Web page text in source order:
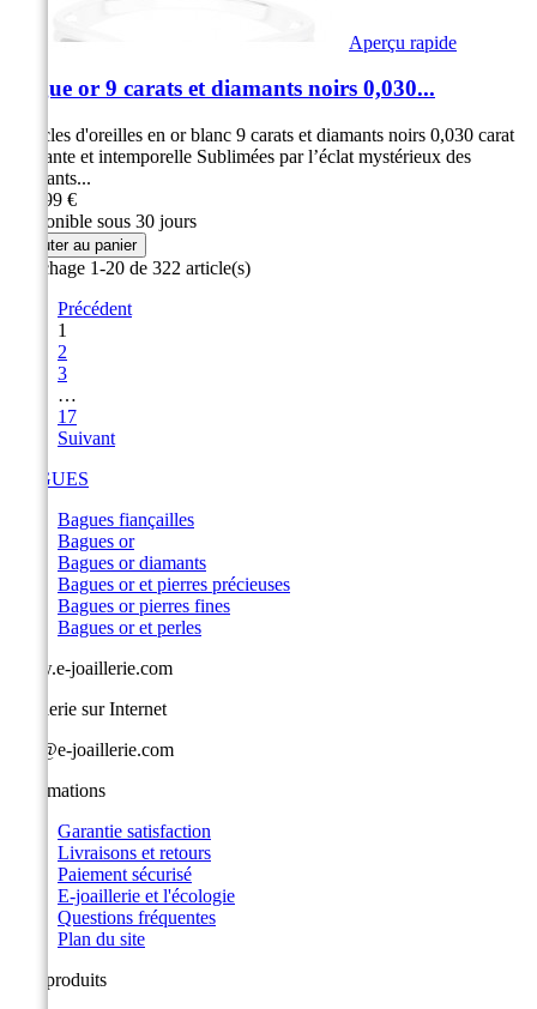
Aperçu rapide
Bague or 9 carats et diamants noirs 0,030...
Boucles d'oreilles en or blanc 9 carats et diamants noirs 0,030 carat
Élégante et intemporelle Sublimées par l’éclat mystérieux des
diamants...
319,99 €
Disponible sous 30 jours
Ajouter au panier
Affichage 1-20 de 322 article(s)
Précédent
1
2
3
…
17
Suivant
BAGUES
Bagues fiançailles
Bagues or
Bagues or diamants
Bagues or et pierres précieuses
Bagues or pierres fines
Bagues or et perles
www.e-joaillerie.com
Joaillerie sur Internet
info@e-joaillerie.com
Informations
Garantie satisfaction
Livraisons et retours
Paiement sécurisé
E-joaillerie et l'écologie
Questions fréquentes
Plan du site
Nos produits